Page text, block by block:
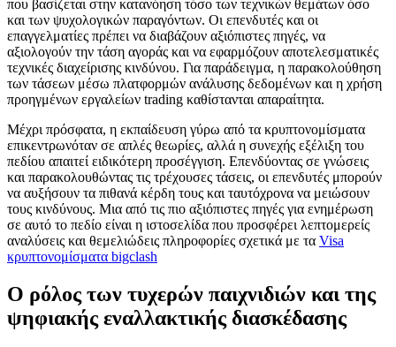
που βασίζεται στην κατανόηση τόσο των τεχνικών θεμάτων όσο
και των ψυχολογικών παραγόντων. Οι επενδυτές και οι
επαγγελματίες πρέπει να διαβάζουν αξιόπιστες πηγές, να
αξιολογούν την τάση αγοράς και να εφαρμόζουν αποτελεσματικές
τεχνικές διαχείρισης κινδύνου. Για παράδειγμα, η παρακολούθηση
των τάσεων μέσω πλατφορμών ανάλυσης δεδομένων και η χρήση
προηγμένων εργαλείων trading καθίστανται απαραίτητα.
Μέχρι πρόσφατα, η εκπαίδευση γύρω από τα κρυπτονομίσματα
επικεντρωνόταν σε απλές θεωρίες, αλλά η συνεχής εξέλιξη του
πεδίου απαιτεί ειδικότερη προσέγγιση. Επενδύοντας σε γνώσεις
και παρακολουθώντας τις τρέχουσες τάσεις, οι επενδυτές μπορούν
να αυξήσουν τα πιθανά κέρδη τους και ταυτόχρονα να μειώσουν
τους κινδύνους. Μια από τις πιο αξιόπιστες πηγές για ενημέρωση
σε αυτό το πεδίο είναι η ιστοσελίδα που προσφέρει λεπτομερείς
αναλύσεις και θεμελιώδεις πληροφορίες σχετικά με τα Visa
κρυπτονομίσματα bigclash
Ο ρόλος των τυχερών παιχνιδιών και της
ψηφιακής εναλλακτικής διασκέδασης